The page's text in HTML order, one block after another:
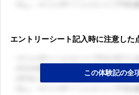
エントリーシート記入時に注意した